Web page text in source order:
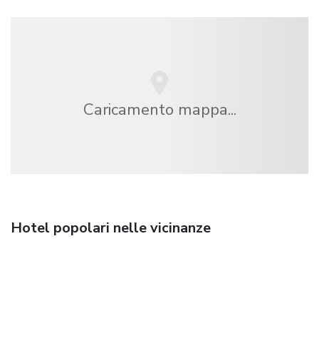
Caricamento mappa...
Hotel popolari nelle vicinanze